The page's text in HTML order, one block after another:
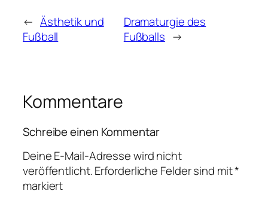
← Ästhetik und
Fußball
Dramaturgie des
Fußballs →
Kommentare
Schreibe einen Kommentar
Deine E-Mail-Adresse wird nicht
veröffentlicht.Erforderliche Felder sind mit*
markiert